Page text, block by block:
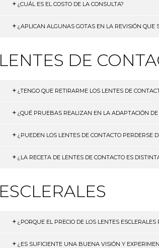
¿CUÁL ES EL COSTO DE LA CONSULTA?
¿APLICAN ALGUNAS GOTAS EN LA REVISIÓN QUE
LENTES DE
¿TENGO QUE RETIRARME LOS LENTES DE
¿QUÉ PRUEBAS REALIZAN EN LA ADAPTACIÓN DE
¿PUEDEN LOS LENTES DE CONTACTO PERDERSE
¿LA RECETA DE LENTES DE CONTACTO ES
ESCLERALES
¿PORQUE EL PRECIO DE LOS LENTES
¿ES SUFICIENTE UNA BUENA VISIÓN Y